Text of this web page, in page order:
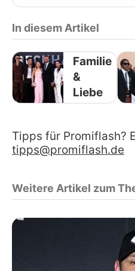
In diesem Artikel
Familie
&
Liebe
Tipps für Promiflash?
tipps@promiflash.de
Weitere Artikel zum